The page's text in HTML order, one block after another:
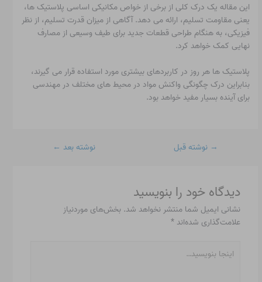
این مقاله یک درک کلی از برخی از خواص مکانیکی اساسی پلاستیک ها،
یعنی مقاومت تسلیم، ارائه می دهد. آگاهی از میزان قدرت تسلیم، از نظر
فیزیکی، به هنگام طراحی قطعات جدید برای طیف وسیعی از مصارف
نهایی کمک خواهد کرد.
پلاستیک ها هر روز در کاربردهای بیشتری مورد استفاده قرار می گیرند،
بنابراین درک چگونگی واکنش مواد در محیط های مختلف در مهندسی
برای آینده بسیار مفید خواهد بود.
→ نوشته قبل نوشته بعد ←
دیدگاه‌ خود را بنویسید
نشانی ایمیل شما منتشر نخواهد شد. بخش‌های موردنیاز
علامت‌گذاری شده‌اند *
بنویسید…